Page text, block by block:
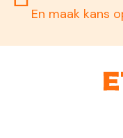
En maak kans